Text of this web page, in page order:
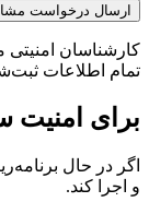
ارسال درخواست
کارشناسان امنیتی ما حداکثر طی ۲۴ ساعت
تمام اطلاعات
برای امنیت
اگر در حال
و اجرا کند.